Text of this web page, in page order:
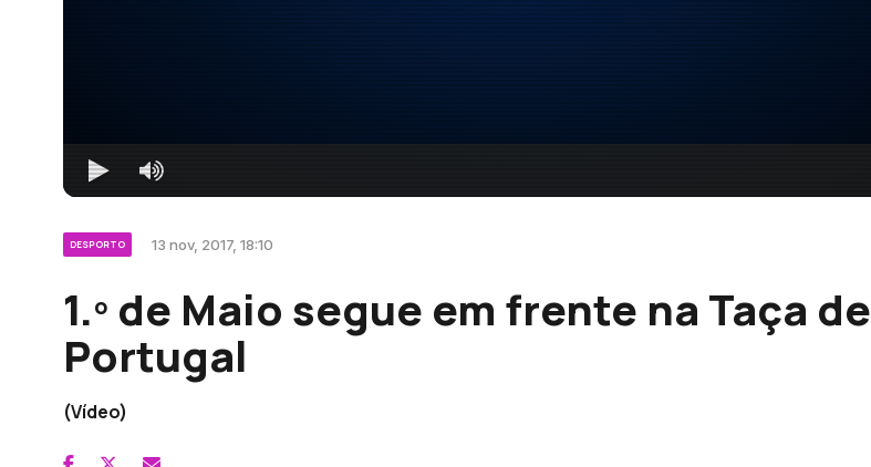
DESPORTO 13 nov, 2017, 18:10
1.º de Maio segue em frente na Taça de
Portugal
(Vídeo)